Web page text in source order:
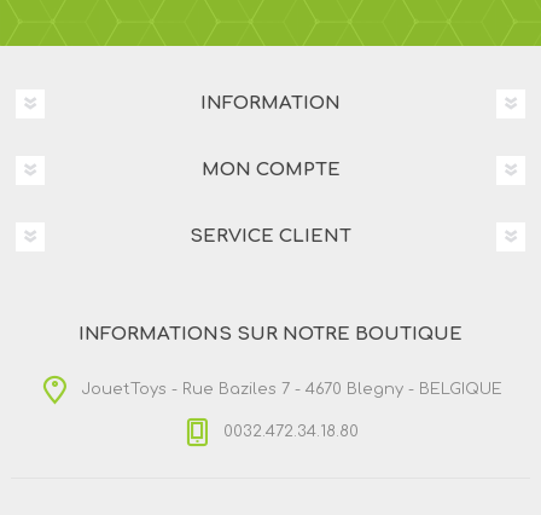
INFORMATION
MON COMPTE
SERVICE CLIENT
INFORMATIONS SUR NOTRE BOUTIQUE
JouetToys - Rue Baziles 7 - 4670 Blegny - BELGIQUE
0032.472.34.18.80